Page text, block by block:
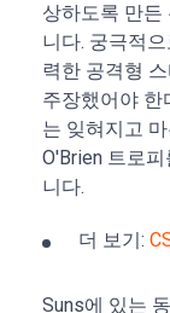
상하도록 만든
니다. 궁극적
력한 공격형
주장했어야 한
는 잊혀지고
O'Brien 트로
니다.
더 보기:
Suns에 있는